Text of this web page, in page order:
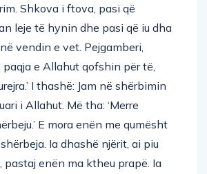
Shkova i ftova, pasi që
leje të hynin dhe pasi që iu dha
vendin e vet. Pejgamberi,
e Allahut qofshin për të,
I thashë: Jam në shërbimin
i Allahut. Më tha: ‘Merre
E mora enën me qumësht
Ia dhashë njërit, ai piu
pastaj enën ma ktheu prapë. Ia